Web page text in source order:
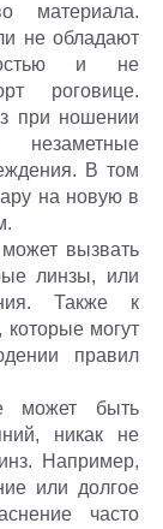
материала.
не обладают
и не
роговице.
при ношении
В том
на новую в
вызвать
линзы, или
Также к
которые могут
правил
может быть
никак не
Например,
или долгое
часто